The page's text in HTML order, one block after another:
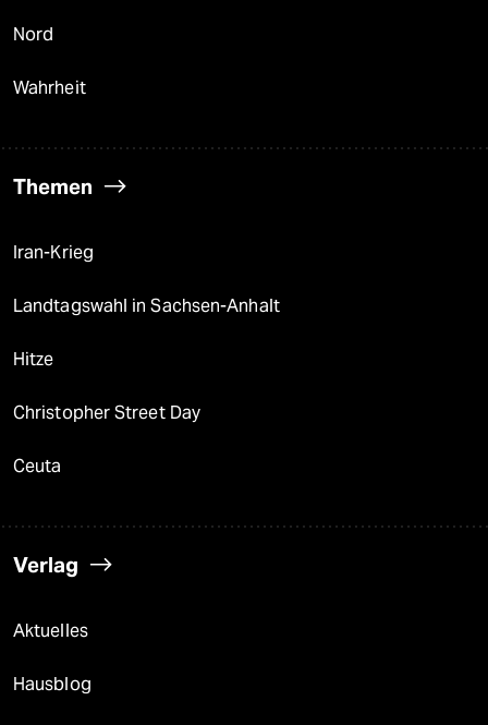
Nord
Wahrheit
Themen
Iran-Krieg
Landtagswahl in Sachsen-Anhalt
Hitze
Christopher Street Day
Ceuta
Verlag
Aktuelles
Hausblog